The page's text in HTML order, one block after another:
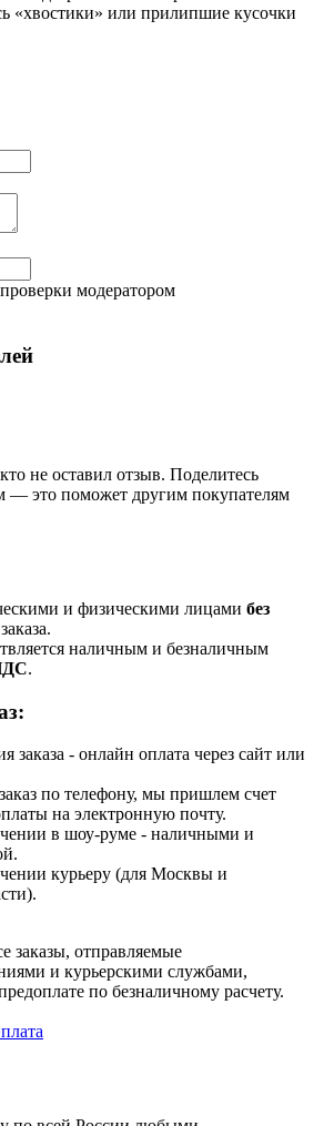
«хвостики» или прилипшие кусочки
модератором
не оставил отзыв. Поделитесь
— это поможет другим покупателям
и физическими лицами без
заказа.
наличным и безналичным
.
заказа - онлайн оплата через сайт или
по телефону, мы пришлем счет
на электронную почту.
в шоу-руме - наличными и
курьеру (для Москвы и
заказы, отправляемые
и курьерскими службами,
по безналичному расчету.